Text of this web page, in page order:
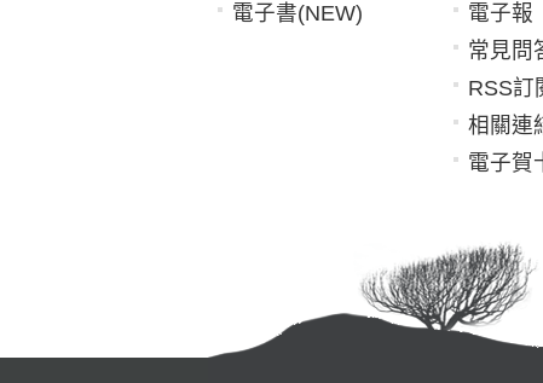
電子書(NEW)
電子報
常見問
RSS訂
相關連
電子賀